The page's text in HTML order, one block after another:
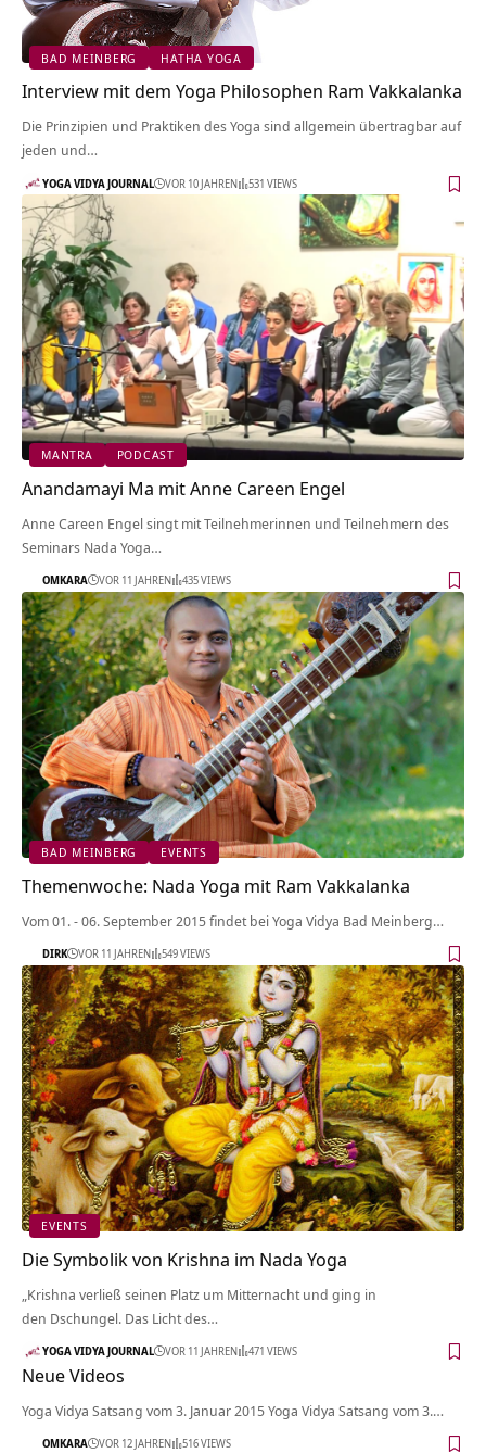
BAD MEINBERG HATHA YOGA
Interview mit dem Yoga Philosophen Ram Vakkalanka
Die Prinzipien und Praktiken des Yoga sind allgemein übertragbar auf
jeden und…
YOGA VIDYA JOURNAL VOR 10 JAHREN 531 VIEWS
MANTRA PODCAST
Anandamayi Ma mit Anne Careen Engel
Anne Careen Engel singt mit Teilnehmerinnen und Teilnehmern des
Seminars Nada Yoga…
OMKARA VOR 11 JAHREN 435 VIEWS
BAD MEINBERG EVENTS
Themenwoche: Nada Yoga mit Ram Vakkalanka
Vom 01. - 06. September 2015 findet bei Yoga Vidya Bad Meinberg…
DIRK VOR 11 JAHREN 549 VIEWS
EVENTS
Die Symbolik von Krishna im Nada Yoga
„Krishna verließ seinen Platz um Mitternacht und ging in
den Dschungel. Das Licht des…
YOGA VIDYA JOURNAL VOR 11 JAHREN 471 VIEWS
Neue Videos
Yoga Vidya Satsang vom 3. Januar 2015 Yoga Vidya Satsang vom 3.…
OMKARA VOR 12 JAHREN 516 VIEWS